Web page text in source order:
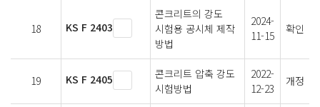
18 KS F 2403
콘크리트의 강도
시험용 공시체 제작
방법
2024-
11-15
확인
19 KS F 2405
콘크리트 압축 강도
시험방법
2022-
12-23
개정